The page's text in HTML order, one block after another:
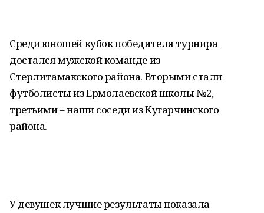
Среди юношей кубок победителя турнира
достался мужской команде из
Стерлитамакского района. Вторыми стали
футболисты из Ермолаевской школы №2,
третьими – наши соседи из Кугарчинского
района.
У девушек лучшие результаты показала